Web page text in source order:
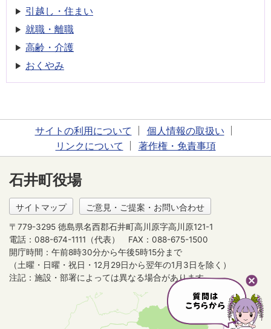
引越し・住まい
就職・離職
高齢・介護
おくやみ
サイトの利用について
個人情報の取扱い
リンクについて
著作権・免責事項
石井町役場
サイトマップ ご意見・ご提案・お問い合わせ
〒779-3295 徳島県名西郡石井町高川原字高川原121-1
電話：088-674-1111（代表）
FAX：088-675-1500
開庁時間：午前8時30分から午後5時15分まで
（土曜・日曜・祝日・12月29日から翌年の1月3日を除く）
注記：施設・部署によっては異なる場合があります。